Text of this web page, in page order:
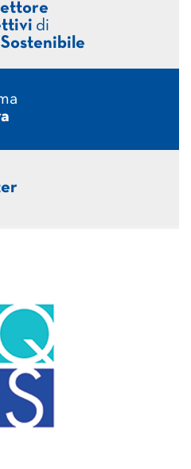
di